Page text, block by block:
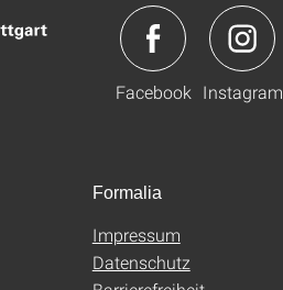
Facebook Instagram
Formalia
Impressum
Datenschutz